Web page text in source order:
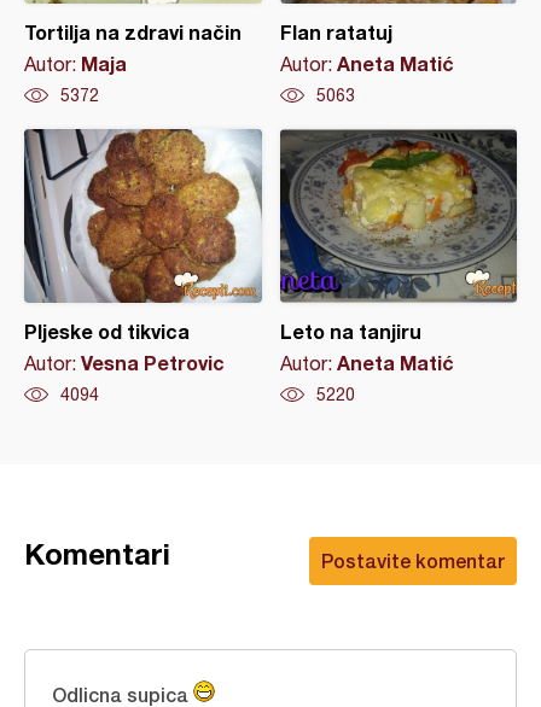
Tortilja na zdravi način
Autor: Maja
5372
Flan ratatuj
Autor: Aneta Matić
5063
Pljeske od tikvica
Autor: Vesna Petrovic
4094
Leto na tanjiru
Autor: Aneta Matić
5220
Postavite komentar
Komentari
Odlicna supica